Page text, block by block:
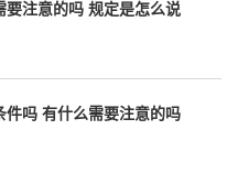
要注意的吗 规定是怎么说
件吗 有什么需要注意的吗